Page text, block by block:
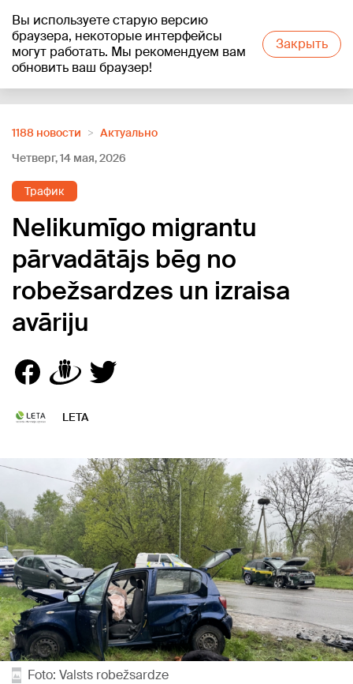
Вы используете старую версию
браузера, некоторые интерфейсы
могут работать. Мы рекомендуем вам
обновить ваш браузер!
Закрыть
+19°C
1188 новости
Актуально
Четверг, 14 мая, 2026
Трафик
Nelikumīgo migrantu
pārvadātājs bēg no
robežsardzes un izraisa
avāriju
LETA
Foto: Valsts robežsardze